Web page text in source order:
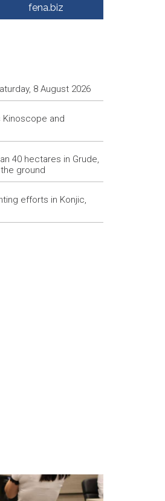
Kinoscope and
godine (subota)
fena.biz
8 August 2026
Kinoscope and
40 hectares in Grude,
ground
efforts in Konjic,